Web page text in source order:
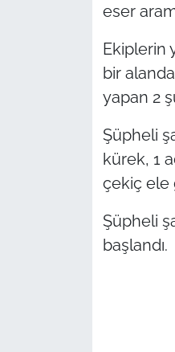
eser
Ekiplerin
bir
yapan 2
Şüpheli
kürek, 1
çekiç ele
Şüpheli
başlandı.
Flaş Haber
Dış Haberler
İş Dünyası